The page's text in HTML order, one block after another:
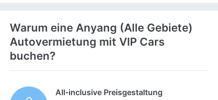
Warum eine Anyang (Alle Gebiete)
Autovermietung mit VIP Cars
buchen?
All-inclusive Preisgestaltung